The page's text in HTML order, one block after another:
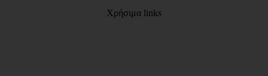
Χρήσιμα links